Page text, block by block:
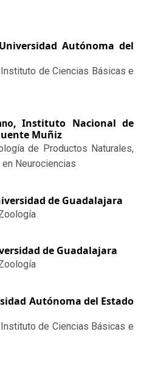
Universidad Autónoma del
de Ciencias Básicas e
Instituto Nacional de
Muñiz
de Productos Naturales,
Neurociencias
de Guadalajara
de Guadalajara
Autónoma del Estado
de Ciencias Básicas e